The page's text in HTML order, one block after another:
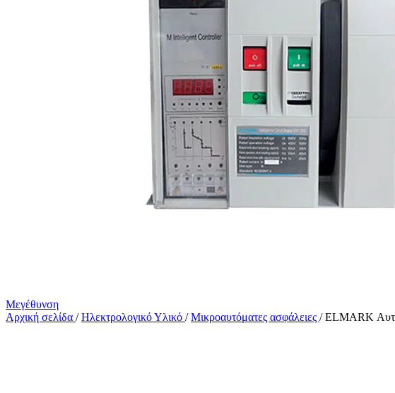
Μεγέθυνση
Αρχική σελίδα / Ηλεκτρολογικό Υλικό / Μικροαυτόματες ασφάλειες / ELMARK